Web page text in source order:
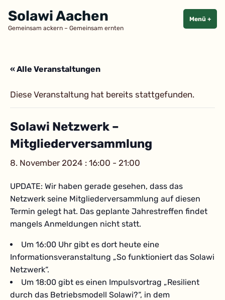
Inhalt
springen
Solawi Aachen
Gemeinsam ackern – Gemeinsam ernten
Menü +
« Alle Veranstaltungen
Diese Veranstaltung hat bereits stattgefunden.
Solawi Netzwerk –
Mitgliederversammlung
8. November 2024 : 16:00 - 21:00
UPDATE: Wir haben gerade gesehen, dass das
Netzwerk seine Mitgliederversammlung auf diesen
Termin gelegt hat. Das geplante Jahrestreffen findet
mangels Anmeldungen nicht statt.
Um 16:00 Uhr gibt es dort heute eine
Informationsveranstaltung „So funktioniert das Solawi
Netzwerk“.
Um 18:00 gibt es einen Impulsvortrag „Resilient
durch das Betriebsmodell Solawi?“, in dem